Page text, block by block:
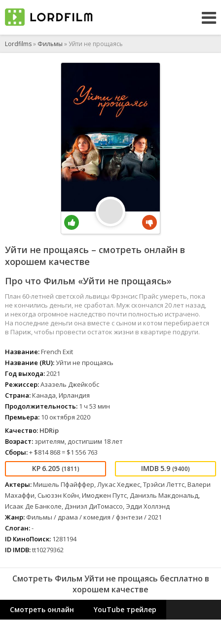
Lordfilms» Фильмы » Уйти не прощаясь
Уйти не прощаясь – смотреть онлайн в
хорошем качестве
Про что Фильм «Уйти не прощаясь»
План 60-летней светской львицы Фрэнсис Прайс умереть, пока
не кончились деньги, не сработал. Муж скончался 20 лет назад,
и некогда огромное наследство почти полностью истрачено.
На последние деньги она вместе с сыном и котом перебирается
в Париж, чтобы провести остаток жизни в квартире подруги.
Название:French Exit
Название (RU):Уйти не прощаясь
Год выхода:2021
Режиссер:Азазель Джейкобс
Страна:Канада, Ирландия
Продолжительность: 1 ч 53 мин
Премьера: 10 октября 2020
Качество: HDRip
Возраст: зрителям, достигшим 18 лет
Сборы:+ $814 868 = $1 556 763
6.205 (1811) 5.9 (9400)
Актеры:Мишель Пфайффер, Лукас Хеджес, Трэйси Леттс, Валери
Махаффи, Сьюзэн Койн, Имоджен Путс, Даниэль Макдональд,
Исаак Де Банколе, Дэниэл ДиТомассо, Эдди Холлэнд
Жанр: Фильмы / драма / комедия / фэнтези / 2021
Слоган:-
ID КиноПоиск: 1281194
ID IMDB:tt10279362
Смотреть Фильм Уйти не прощаясь бесплатно в
хорошем качестве
Смотреть онлайн YouTube трейлер